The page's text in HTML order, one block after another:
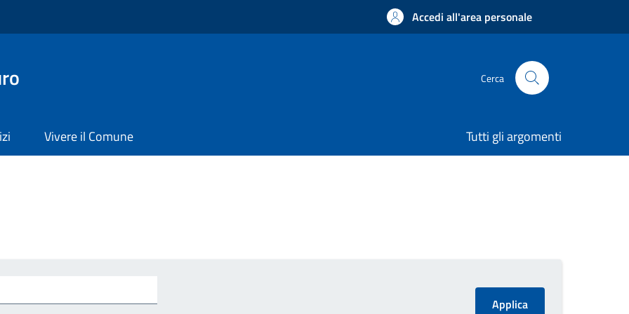
Accedi all'area personale
Cerca
Vivere il Comune Tutti gli argomenti